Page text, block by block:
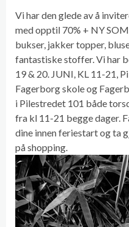
Vi har den glede av å
med opptil 70% + NY
bukser, jakker topper,
fantastiske stoffer. Vi har
19 & 20. JUNI, KL 11-21,
Fagerborg skole og
i Pilestredet 101 både
fra kl 11-21 begge dager.
dine innen feriestart og ta
på shopping.